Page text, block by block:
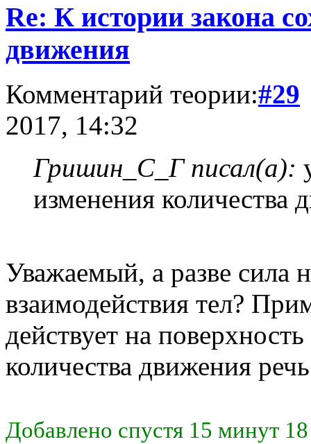
Re: К истории закона
движения
Комментарий теории:#29
2017, 14:32
Гришин_С_Г писал(а):
изменения количества
Уважаемый, а разве сила
взаимодействия тел?
действует на
количества движения
Добавлено спустя 15 минут